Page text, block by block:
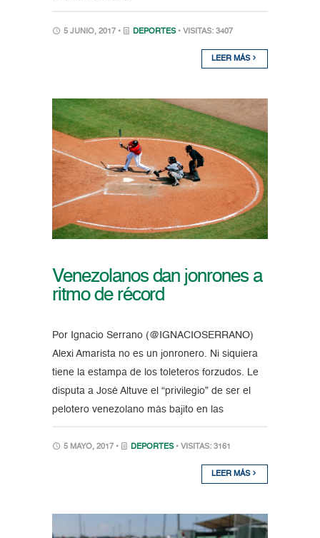
5 JUNIO, 2017 • DEPORTES • VISITAS: 3407
LEER MÁS
Venezolanos dan jonrones a
ritmo de récord
Por Ignacio Serrano (@IGNACIOSERRANO)
Alexi Amarista no es un jonronero. Ni siquiera
tiene la estampa de los toleteros forzudos. Le
disputa a José Altuve el “privilegio” de ser el
pelotero venezolano más bajito en las
5 MAYO, 2017 • DEPORTES • VISITAS: 3161
LEER MÁS